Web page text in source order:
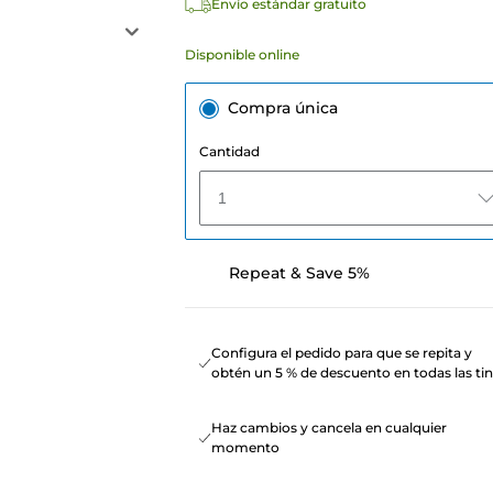
Envío estándar gratuito
Disponible online
Compra única
Cantidad
1
Repeat & Save 5%
Configura el pedido para que se repita y
obtén un 5 % de descuento en todas las
Haz cambios y cancela en cualquier
momento